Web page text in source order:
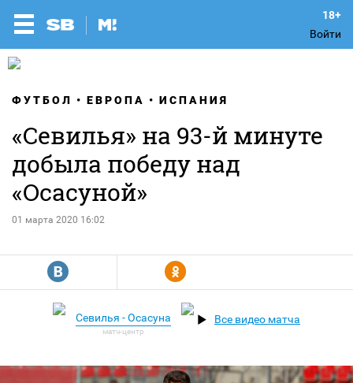
Войти
ФУТБОЛ ЕВРОПА ИСПАНИЯ
«Севилья» на 93-й минуте
добыла победу над
«Осасуной»
01 марта 2020 16:02
R Y
Севилья - Осасуна Все видео матча